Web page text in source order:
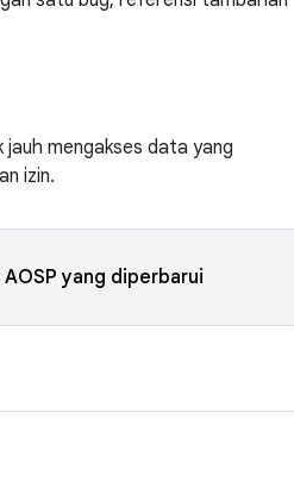
jauh mengakses data yang
izin.
AOSP yang diperbarui